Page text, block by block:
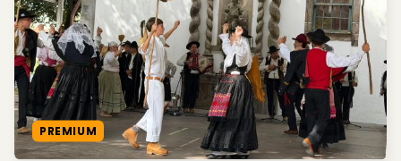
PREMIUM